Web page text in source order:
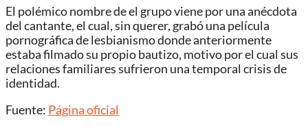
El polémico nombre de el grupo viene por una anécdota
del cantante, el cual, sin querer, grabó una película
pornográfica de lesbianismo donde anteriormente
estaba filmado su propio bautizo, motivo por el cual sus
relaciones familiares sufrieron una temporal crisis de
identidad.
Fuente: Página oficial